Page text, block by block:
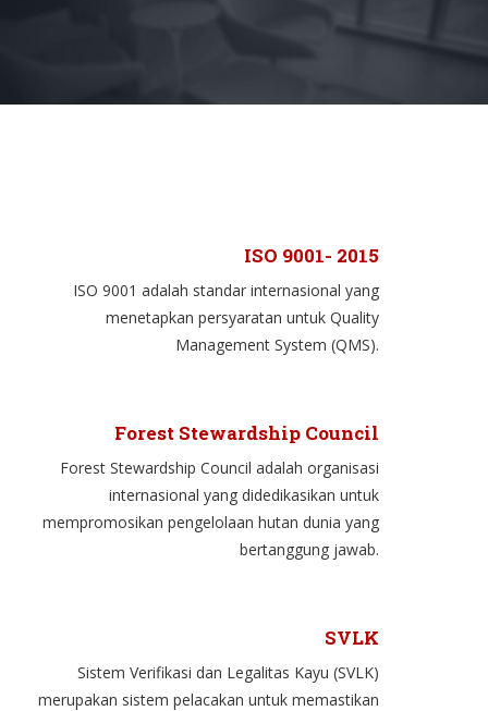
ISO 9001- 2015
ISO 9001 adalah standar internasional yang
menetapkan persyaratan untuk Quality
Management System (QMS).
Forest Stewardship Council
Forest Stewardship Council adalah organisasi
internasional yang didedikasikan untuk
mempromosikan pengelolaan hutan dunia yang
bertanggung jawab.
SVLK
Sistem Verifikasi dan Legalitas Kayu (SVLK)
merupakan sistem pelacakan untuk memastikan